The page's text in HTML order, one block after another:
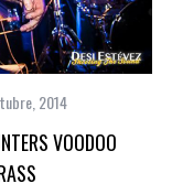
2014
VOODOO